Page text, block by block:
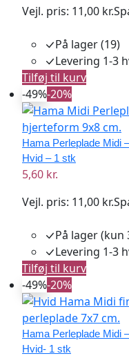
Vejl. pris: 11,00 kr.
På lager (19)
Levering 1-3
Tilføj til kurv
-49%-20%
Hama Perleplade Midi
Hvid – 1 stk
5,60 kr.
Vejl. pris: 11,00 kr.
På lager(kun
Levering 1-3
Tilføj til kurv
-49%-20%
Hama Perleplade Midi
Hvid- 1 stk